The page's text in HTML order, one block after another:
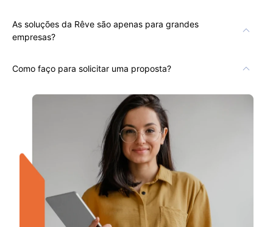
As soluções da Rêve são apenas para grandes
empresas?
Como faço para solicitar uma proposta?